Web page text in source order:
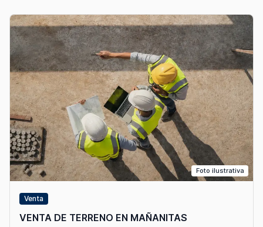
Foto ilustrativa
Venta
VENTA DE TERRENO EN MAÑANITAS